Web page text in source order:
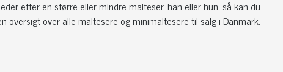
efter en større eller mindre malteser, han eller hun, så kan du
oversigt over alle maltesere og minimaltesere til salg i Danmark.